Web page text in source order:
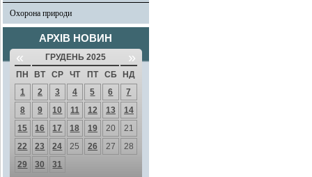
Охорона природи
АРХІВ НОВИН
« ГРУДЕНЬ 2025 »
ПН ВТ СР ЧТ ПТ СБ
НД
1
2 3 4 5 6
7
8
9 10 11 12 13
14
15
16 17 18 19 20
21
22
23 24 25 26 27
28
29
30 31